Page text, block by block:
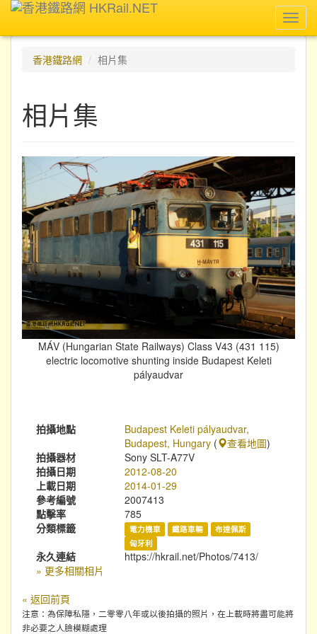
香港鐵路網
相片集
相片集
MÁV (Hungarian State Railways) Class V43 (431 115)
electric locomotive shunting inside Budapest Keleti
pályaudvar
拍攝地點
Budapest Keleti pályaudvar,
Budapest, Hungary ( 查看地圖)
拍攝器材
Sony SLT-A77V
拍攝日期
2012-08-20
上載日期
2014-01-29
參考編號
2007413
點擊率
785
分類標籤
電力機車 鐵路車輛
布達佩斯
匈牙利
永久連結
https://hkrail.net/Photos/7413/
» 更多相關相片
« 返回前頁
注意：為保障私隱，二零零八年或以後拍攝的照片，在上載時將盡可能將
非必要之人臉模糊處理